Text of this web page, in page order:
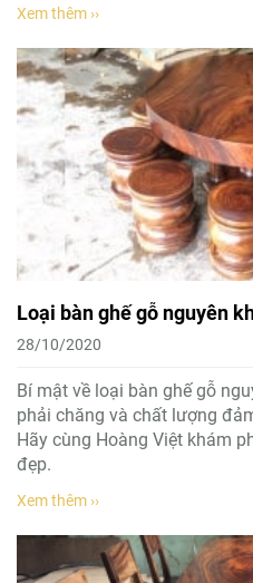
Xem thêm ››
Loại bàn ghế gỗ nguyên
28/10/2020
Bí mật về loại bàn ghế gỗ
phải chăng và chất lượng
Hãy cùng Hoàng Việt khám
đẹp.
Xem thêm ››